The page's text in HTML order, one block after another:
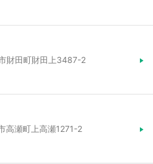
財田町財田上3487-2
高瀬町上高瀬1271-2